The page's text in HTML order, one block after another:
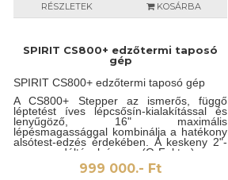
RÉSZLETEK KOSÁRBA
SPIRIT CS800+ edzőtermi taposó
gép
SPIRIT CS800+ edzőtermi taposó gép
A CS800+ Stepper az ismerős, függő
léptetést íves lépcsősín-kialakítással és
lenyűgöző, 16" maximális
lépésmagassággal kombinálja a hatékony
alsótest-edzés érdekében. A keskeny 2"-
os pedáltávolság (Q-Faktor), a
nagyméretű, párnázott pedálok és a
masszív kapaszkodó kialakítása
999 000.- Ft